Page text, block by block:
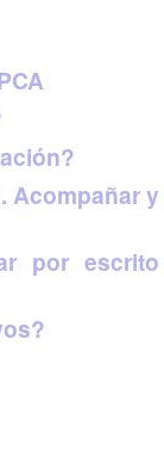
Acompañar y
por escrito